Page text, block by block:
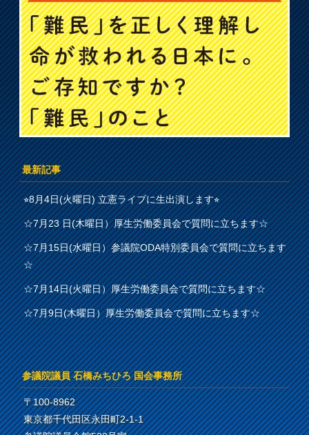
最新記事
⭐︎8月4日(火曜日) 立憲ライブに生出演します⭐︎
☆7月23 日(木曜日）厚生労働委員会で質問に立ちます☆
☆7月15日(水曜日）参議院ODA特別委員会で質問に立ちます
☆
☆7月14日(火曜日）厚生労働委員会で質問に立ちます☆
☆7月9日(木曜日）厚生労働委員会で質問に立ちます☆
参議院議員 石橋みちひろ 国会事務所
〒100-8962
東京都千代田区永田町2-1-1